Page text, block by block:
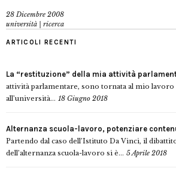
28 Dicembre 2008
università | ricerca
ARTICOLI RECENTI
La “restituzione” della mia attività
attività parlamentare, sono tornata al mio
all’università... 18 Giugno 2018
Alternanza scuola-lavoro, potenziare
Partendo dal caso dell’Istituto Da Vinci, il
dell’alternanza scuola-lavoro si è... 5 Aprile 2018